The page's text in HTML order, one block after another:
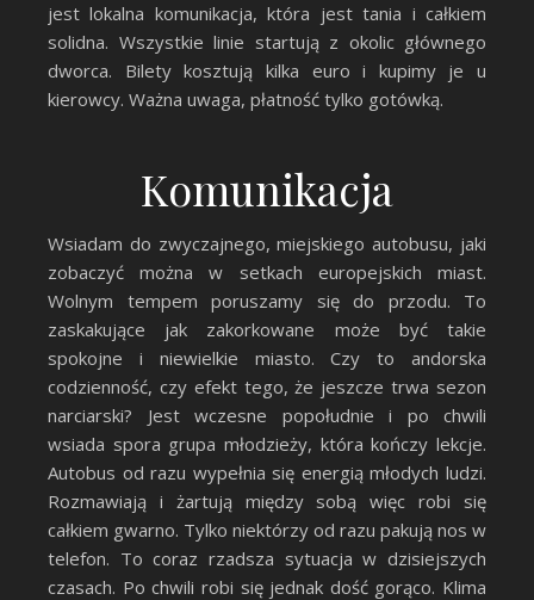
jest lokalna komunikacja, która jest tania i całkiem
solidna. Wszystkie linie startują z okolic głównego
dworca. Bilety kosztują kilka euro i kupimy je u
kierowcy. Ważna uwaga, płatność tylko gotówką.
Komunikacja
Wsiadam do zwyczajnego, miejskiego autobusu, jaki
zobaczyć można w setkach europejskich miast.
Wolnym tempem poruszamy się do przodu. To
zaskakujące jak zakorkowane może być takie
spokojne i niewielkie miasto. Czy to andorska
codzienność, czy efekt tego, że jeszcze trwa sezon
narciarski? Jest wczesne popołudnie i po chwili
wsiada spora grupa młodzieży, która kończy lekcje.
Autobus od razu wypełnia się energią młodych ludzi.
Rozmawiają i żartują między sobą więc robi się
całkiem gwarno. Tylko niektórzy od razu pakują nos w
telefon. To coraz rzadsza sytuacja w dzisiejszych
czasach. Po chwili robi się jednak dość gorąco. Klima